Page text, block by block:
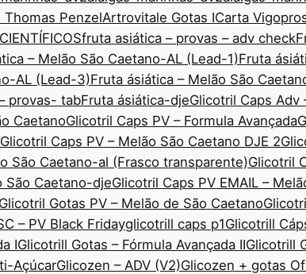
PenzelArtrovitale Gotas ICarta
fruta asiática – provas – adv check
– Melão São Caetano-AL (Lead-1)Fruta
AL (Lead-3)Fruta ásiática – Melão São
provas- tabFruta ásiática-djeGlicotril Caps Adv
CaetanoGlicotril Caps PV – Formula Avançada
Glicotril Caps PV – Melão São Caetano DJE 2
São Caetano-al (Frasco transparente)Glicotril
São Caetano-djeGlicotril Caps PV EMAIL –
Glicotril Gotas PV – Melão de São Caetano
– PV Black Fridayglicotrill caps p1Glicotrill
IGlicotrill Gotas – Fórmula Avançada IIGlicotrill
AçúcarGlicozen – ADV (V2)Glicozen + gotas